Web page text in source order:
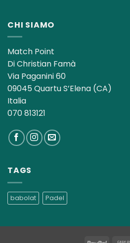
CHI SIAMO
Match Point
Di Christian Famà
Via Paganini 60
09045 Quartu S’Elena (CA)
Italia
070 813121
TAGS
babolat Padel